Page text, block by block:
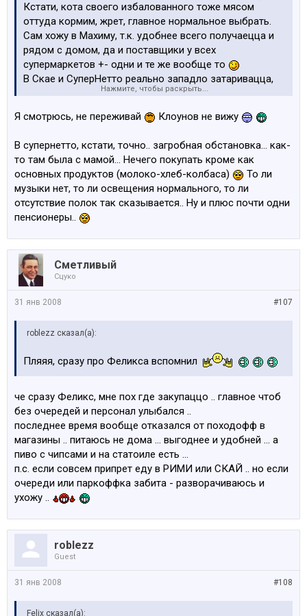
Кстати, кота своего избалованного тоже мясом
оттуда кормим, жрет, главное нормальное выбрать.
Сам хожу в Махиму, т.к. удобнее всего получаецца и
рядом с домом, да и поставщики у всех
супермаркетов +- одни и те же вообще то
В Скае и СуперНетто реально западло затаривацца,
простой пример - кетчуп HEINZ в Махиме рядом с
то около 2 и так далее по списку набегает к корзине
вымораживает царящая там депрессуха и уныние, да
и выбора нет
А публика - да, стёбные моменты
везде бывают, главное самим чаще в зеркало
смотреть.
Нажмите, чтобы раскрыть...
Я смотрюсь, не переживай Клоунов не вижу
В супернетто, кстати, точно.. загробная обстановка... как-
то там была с мамой... Нечего покупать кроме как
основных продуктов (молоко-хлеб-колбаса)
То ли
музыки нет, то ли освещения нормального, то ли
отсутствие полок так сказывается.. Ну и плюс почти одни
пенсионеры..
Сметливый
Сцуко
#107
31 янв 2008
roblezz сказал(а):
Пляяя, сразу про Феликса вспомнил
че сразу Феликс, мне пох где закупаццо .. главное чтоб
без очередей и персонал улыбался ..
последнее время вообще отказался от походофф в
магазины .. питаюсь не дома ... выгоднее и удобней ... а
пиво с чипсами и на статоиле есть ...
п.с. если совсем припрет еду в РИМИ или СКАЙ .. но если
очереди или паркоффка забита - разворачиваюсь и
ухожу ..
roblezz
Guest
#108
31 янв 2008
Felix сказал(а):